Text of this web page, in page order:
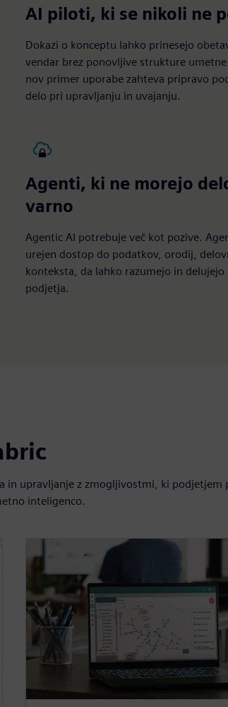
AI piloti, ki se nikoli ne
Dokazi o konceptu lahko prinesejo
vendar brez ponovljive strukture
nov primer uporabe zahteva pripravo
delo pri upravljanju in uvajanju.
Agenti, ki ne morejo
varno
Agentic AI potrebuje več kot pozive.
urejen dostop do podatkov, orodij,
konteksta, da lahko razumejo in delujejo
podjetja.
in upravljanje z zmogljivostmi, ki podjetjem
inteligenco.